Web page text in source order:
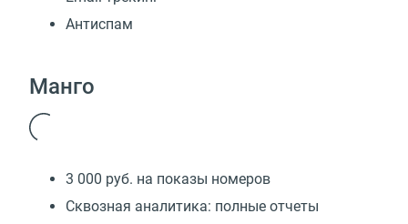
Антиспам
Манго
3 000 руб. на показы номеров
Сквозная аналитика: полные отчеты